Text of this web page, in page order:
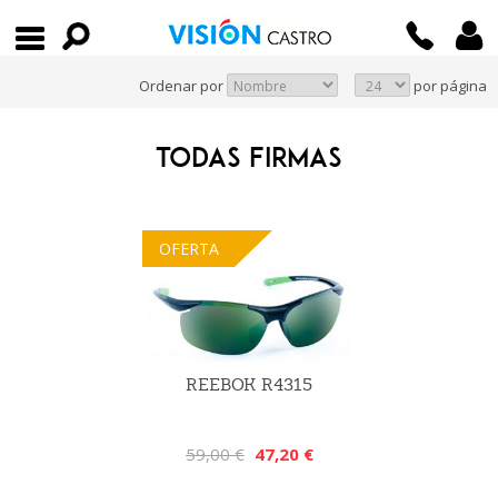
Ordenar por por página
TODAS FIRMAS
OFERTA
REEBOK R4315
59,00 € 47,20 €